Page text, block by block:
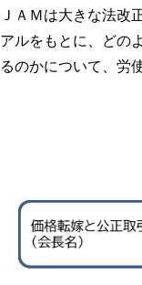
ＪＡＭは大きな法改
アルをもとに、どの
るのかについて、労